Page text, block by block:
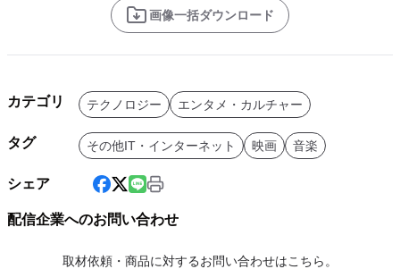
画像一括ダウンロード
カテゴリ テクノロジー エンタメ・カルチャー
タグ その他IT・インターネット 映画 音楽
シェア
配信企業へのお問い合わせ
取材依頼・商品に対するお問い合わせはこちら。